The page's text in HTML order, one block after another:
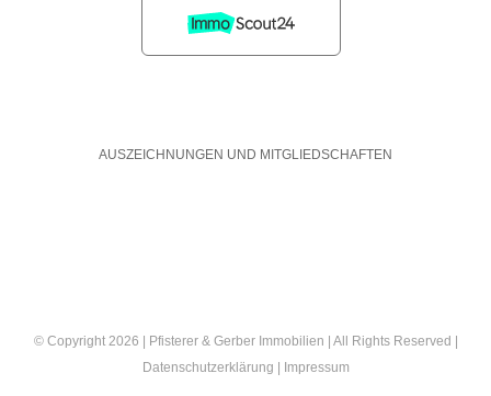
AUSZEICHNUNGEN UND MITGLIEDSCHAFTEN
© Copyright 2026 | Pfisterer & Gerber Immobilien | All Rights Reserved |
Datenschutzerklärung
Impressum